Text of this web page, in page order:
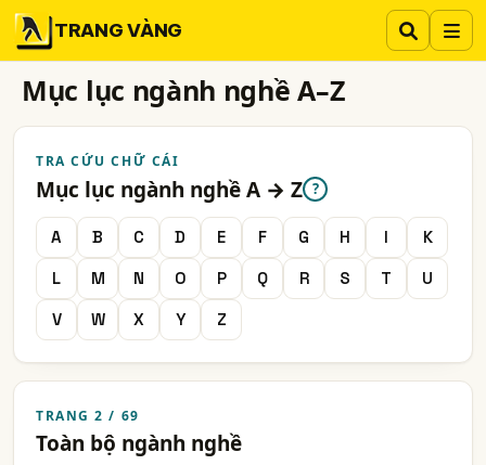
TRANG VÀNG
Mục lục ngành nghề A–Z
TRA CỨU CHỮ CÁI
Mục lục ngành nghề A → Z ?
A B C D E F G H I
K
L
M N O P Q R S T
U
V
W X Y Z
TRANG 2 / 69
Toàn bộ ngành nghề